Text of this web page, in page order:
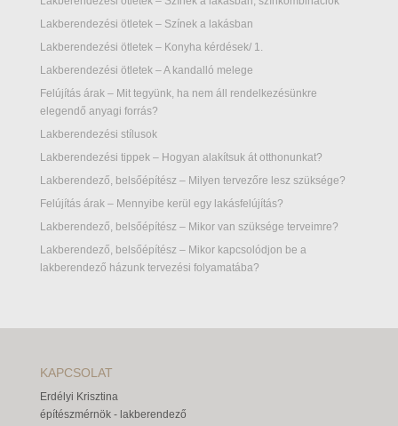
Lakberendezési ötletek – Színek a lakásban
Lakberendezési ötletek – Konyha kérdések/ 1.
Lakberendezési ötletek – A kandalló melege
Felújítás árak – Mit tegyünk, ha nem áll rendelkezésünkre
elegendő anyagi forrás?
Lakberendezési stílusok
Lakberendezési tippek – Hogyan alakítsuk át otthonunkat?
Lakberendező, belsőépítész – Milyen tervezőre lesz szüksége?
Felújítás árak – Mennyibe kerül egy lakásfelújítás?
Lakberendező, belsőépítész – Mikor van szüksége terveimre?
Lakberendező, belsőépítész – Mikor kapcsolódjon be a
lakberendező házunk tervezési folyamatába?
KAPCSOLAT
Erdélyi Krisztina
építészmérnök - lakberendező